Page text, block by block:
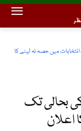
بحالی تک انتخابات میں حصہ نہ لینے کا
مفتی کا آرٹیکل370کی بحالی تک
اعلان